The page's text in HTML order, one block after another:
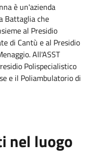
è un'azienda
Battaglia che
al Presidio
di Cantù e al Presidio
All'ASST
Polispecialistico
e il Poliambulatorio di
nel luogo